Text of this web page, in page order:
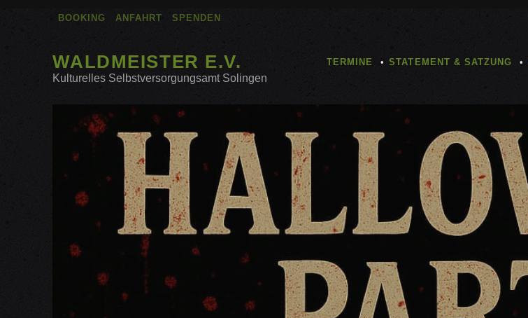
BOOKING ANFAHRT SPENDEN
WALDMEISTER E.V.
Kulturelles Selbstversorgungsamt Solingen
TERMINE STATEMENT & SATZUNG